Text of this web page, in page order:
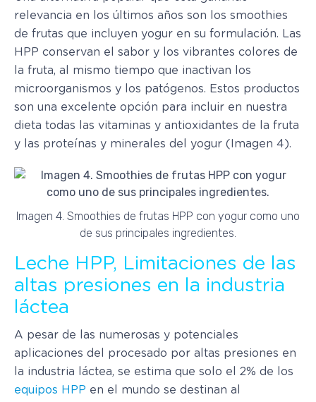
relevancia en los últimos años son los smoothies
de frutas que incluyen yogur en su formulación. Las
HPP conservan el sabor y los vibrantes colores de
la fruta, al mismo tiempo que inactivan los
microorganismos y los patógenos. Estos productos
son una excelente opción para incluir en nuestra
dieta todas las vitaminas y antioxidantes de la fruta
y las proteínas y minerales del yogur (Imagen 4).
Imagen 4. Smoothies de frutas HPP con yogur como uno
de sus principales ingredientes.
Leche HPP, Limitaciones de las
altas presiones en la industria
láctea
A pesar de las numerosas y potenciales
aplicaciones del procesado por altas presiones en
la industria láctea, se estima que solo el 2% de los
equipos HPP en el mundo se destinan al